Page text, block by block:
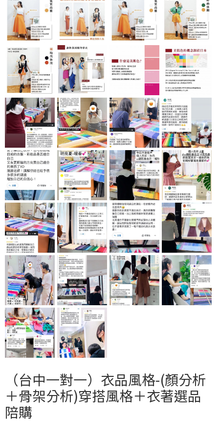
（台中一對一）衣品風格-(顏分析
＋骨架分析)穿搭風格＋衣著選品
陪購